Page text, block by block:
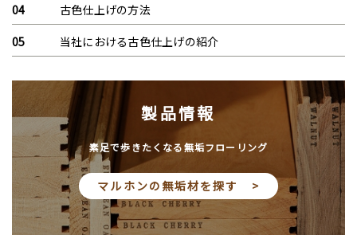
古色仕上げの方法
当社における古色仕上げの紹介
製品情報
素足で歩きたくなる無垢フローリング
マルホンの無垢材を探す >